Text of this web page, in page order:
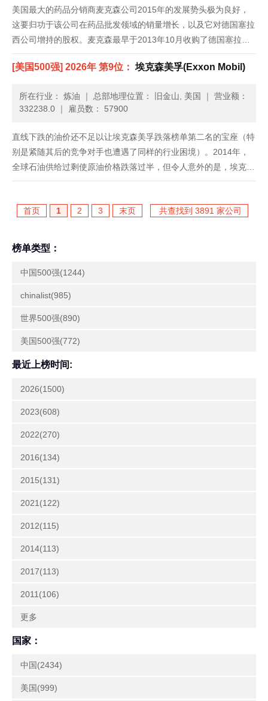
美国最大的药品分销商麦克森公司2015年的发展势头极为良好，
这要归功于该公司在药品批发领域的销量增长，以及它对德国塞拉
西公司增持的股权。麦克森最早于2013年10月收购了德国塞拉西
公司50.1%的股份，从而使其在全球通用药物市场上占据了更大的
份额。去年年初，总部位于美国旧金山的麦克森公司一举收购了
[美国500强] 2026年 第9位： 埃克森美孚(Exxon Mobil)
所在行业： 炼油 ｜ 总部地理位置： 旧金山, 美国 ｜ 营业额：
332238.0 ｜ 雇员数： 57900
直线下跌的油价还不足以让埃克森美孚跌落榜单第二名的宝座（特
别是紧随其后的竞争对手也遭遇了同样的行业困境）。2014年，
全球石油供给过剩使原油价格跌落过半，但令人意外的是，埃克森
美孚2014年收入跌幅（6.1%）却小于2013年。其2014年净利润基
首页
1 2 3 末页 共查找到 3891 家公司
榜单类型：
中国500强(1244)
chinalist(985)
世界500强(890)
美国500强(772)
最近上榜时间:
2026(1500)
2023(608)
2022(270)
2016(134)
2015(131)
2021(122)
2012(115)
2014(113)
2017(113)
2011(106)
更多
国家：
中国(2434)
美国(999)